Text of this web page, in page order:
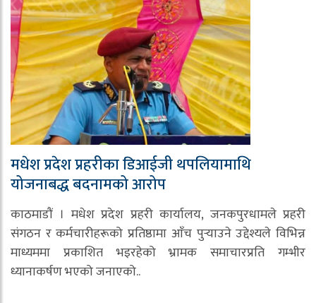
मधेश प्रदेश प्रहरीका डिआईजी थपलियामाथि
योजनाबद्ध बदनामको आरोप
काठमाडौं । मधेश प्रदेश प्रहरी कार्यालय, जनकपुरधामले प्रहरी
संगठन र कर्मचारीहरूको प्रतिष्ठामा आँच पुर्‍याउने उद्देश्यले विभिन्न
माध्यममा प्रकाशित भइरहेको भ्रामक समाचारप्रति गम्भीर
ध्यानाकर्षण भएको जनाएको..